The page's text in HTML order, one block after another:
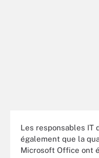
Les responsables IT
également que la
Microsoft Office ont